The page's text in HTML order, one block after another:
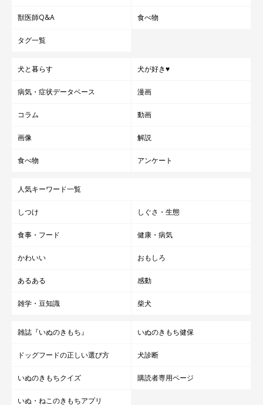
獣医師Q&A 食べ物
タグ一覧
犬と暮らす 犬が好き♥
病気・症状データベース 漫画
コラム 動画
画像 解説
食べ物 アンケート
人気キーワード一覧
しつけ しぐさ・生態
食事・フード 健康・病気
かわいい おもしろ
あるある 感動
雑学・豆知識 柴犬
雑誌『いぬのきもち』 いぬのきもち健保
ドッグフードの正しい選び方 犬診断
いぬのきもちクイズ 購読者専用ページ
いぬ・ねこのきもちアプリ